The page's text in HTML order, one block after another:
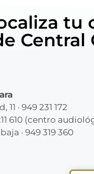
tu
Central
· 949 231 172
610 (centro
· 949 319 360